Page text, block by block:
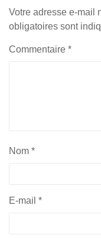
Votre adresse e-mail
obligatoires sont
Commentaire *
Nom *
E-mail *